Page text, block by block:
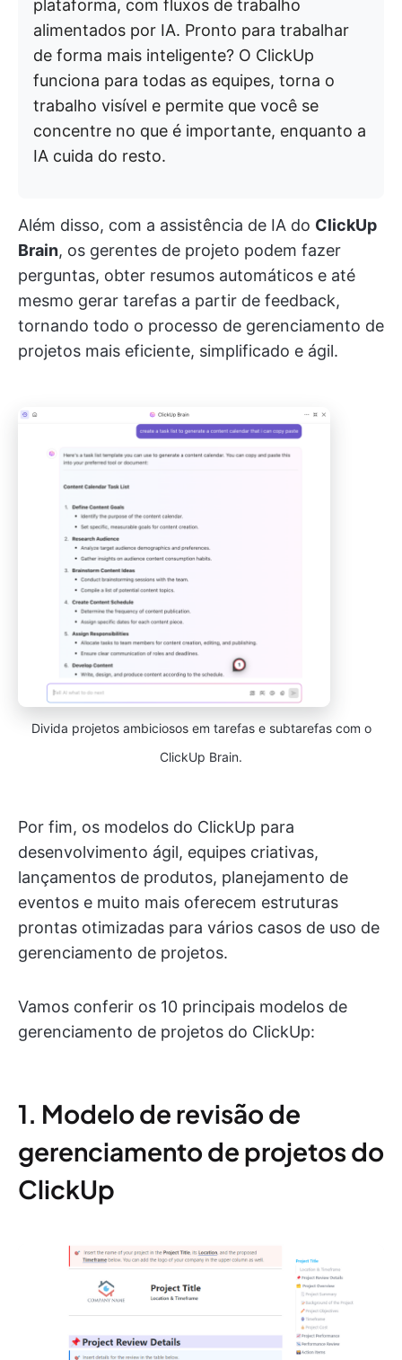
plataforma, com fluxos de trabalho
alimentados por IA. Pronto para trabalhar
de forma mais inteligente? O ClickUp
funciona para todas as equipes, torna o
trabalho visível e permite que você se
concentre no que é importante, enquanto a
IA cuida do resto.
Além disso, com a assistência de IA do ClickUp
Brain, os gerentes de projeto podem fazer
perguntas, obter resumos automáticos e até
mesmo gerar tarefas a partir de feedback,
tornando todo o processo de gerenciamento de
projetos mais eficiente, simplificado e ágil.
Divida projetos ambiciosos em tarefas e subtarefas com o
ClickUp Brain.
Por fim, os modelos do ClickUp para
desenvolvimento ágil, equipes criativas,
lançamentos de produtos, planejamento de
eventos e muito mais oferecem estruturas
prontas otimizadas para vários casos de uso de
gerenciamento de projetos.
Vamos conferir os 10 principais modelos de
gerenciamento de projetos do ClickUp:
1. Modelo de revisão de
gerenciamento de projetos do
ClickUp